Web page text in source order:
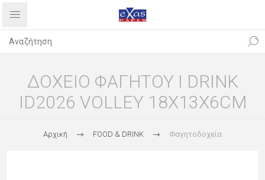
ΔΟΧΕΙΟ ΦΑΓΗΤΟΥ I DRINK
ID2026 VOLLEY 18X13X6CM
Αρχική FOOD & DRINK Φαγητοδοχεία